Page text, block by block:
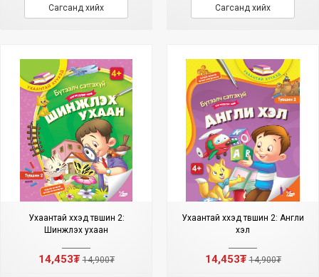
Сагсанд хийх Сагсанд хийх
Ухаантай хүүхэд түвшин 2:
Шинжлэх ухаан
14,453₮14,900₮
Ухаантай хүүхэд түвшин 2: Англи
хэл
14,453₮14,900₮